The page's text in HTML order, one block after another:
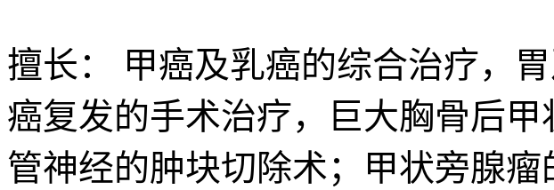
擅长：
甲癌及乳癌的综合治疗，
癌复发的手术治疗，巨大胸骨后
管神经的肿块切除术；甲状旁腺